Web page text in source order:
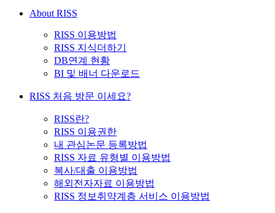
About RISS
RISS 이용방법
RISS 지식더하기
DB연계 현황
BI 및 배너 다운로드
RISS 처음 방문 이세요?
RISS란?
RISS 이용권한
내 관심논문 등록방법
RISS 자료 유형별 이용방법
복사/대출 이용방법
해외전자자료 이용방법
RISS 정보취약계층 서비스 이용방법